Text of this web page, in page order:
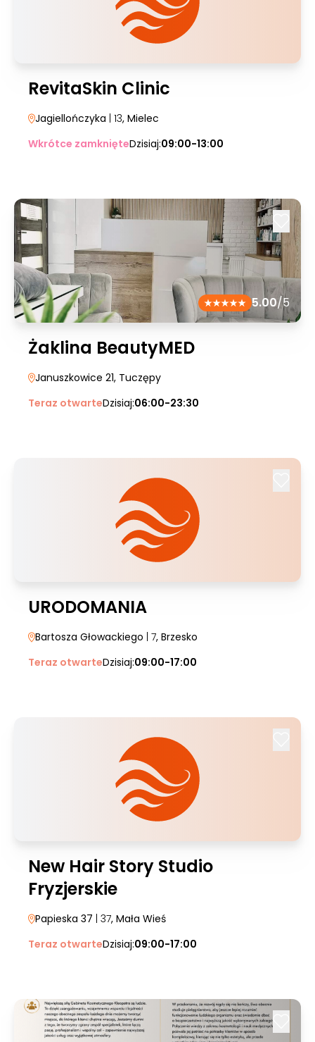
RevitaSkin Clinic
Jagiellończyka | 13, Mielec
Wkrótce zamknięteDzisiaj:09:00-13:00
5.00/5
Żaklina BeautyMED
Januszkowice 21, Tuczępy
Teraz otwarteDzisiaj:06:00-23:30
URODOMANIA
Bartosza Głowackiego | 7, Brzesko
Teraz otwarteDzisiaj:09:00-17:00
New Hair Story Studio
Fryzjerskie
Papieska 37 | 37, Mała Wieś
Teraz otwarteDzisiaj:09:00-17:00